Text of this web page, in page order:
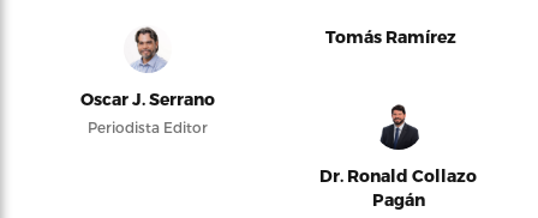
Oscar J. Serrano
Periodista Editor
Tomás Ramírez
Dr. Ronald Collazo
Pagán